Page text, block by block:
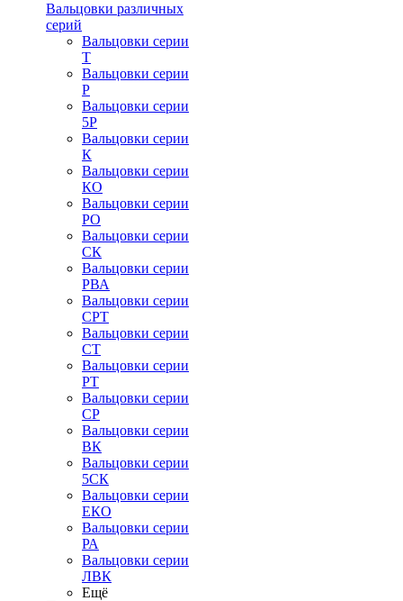
Вальцовки различных
серий
Вальцовки серии
Т
Вальцовки серии
Р
Вальцовки серии
5Р
Вальцовки серии
К
Вальцовки серии
КО
Вальцовки серии
РО
Вальцовки серии
СК
Вальцовки серии
РВА
Вальцовки серии
СРТ
Вальцовки серии
СТ
Вальцовки серии
РТ
Вальцовки серии
СР
Вальцовки серии
ВК
Вальцовки серии
5СК
Вальцовки серии
ЕКО
Вальцовки серии
РА
Вальцовки серии
ЛВК
Ещё